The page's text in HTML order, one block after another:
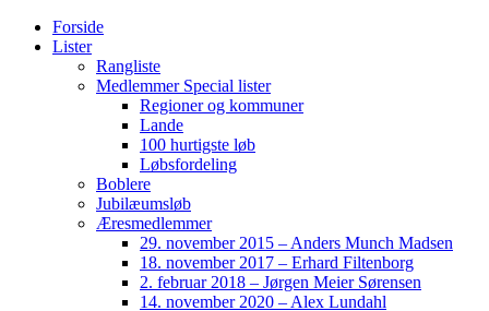
Forside
Lister
Rangliste
Medlemmer Special lister
Regioner og kommuner
Lande
100 hurtigste løb
Løbsfordeling
Boblere
Jubilæumsløb
Æresmedlemmer
29. november 2015 – Anders Munch Madsen
18. november 2017 – Erhard Filtenborg
2. februar 2018 – Jørgen Meier Sørensen
14. november 2020 – Alex Lundahl